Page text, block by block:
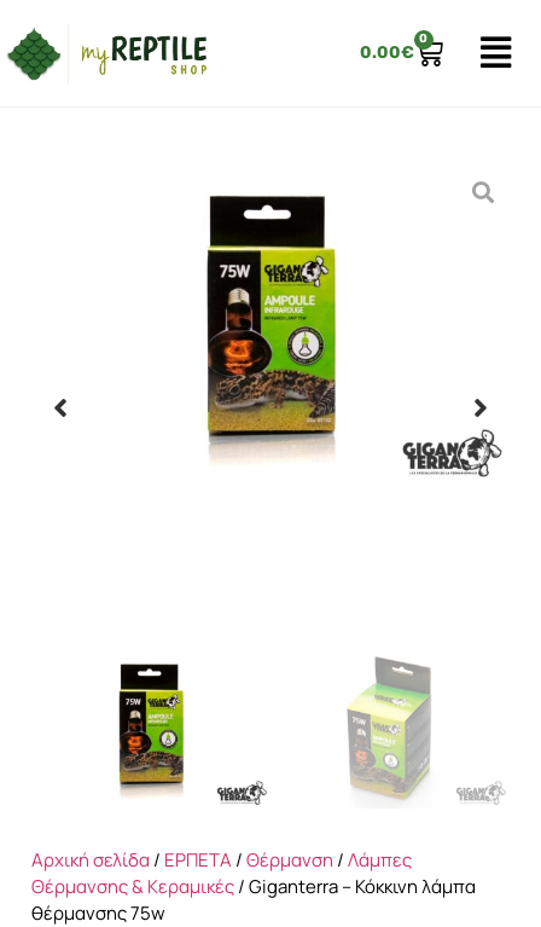
0.00€
0
Αρχική σελίδα / ΕΡΠΕΤΑ /Θέρμανση /Λάμπες
Θέρμανσης & Κεραμικές/ Giganterra – Κόκκινη λάμπα
θέρμανσης 75w